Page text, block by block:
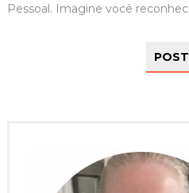
Pessoal. Imagine você